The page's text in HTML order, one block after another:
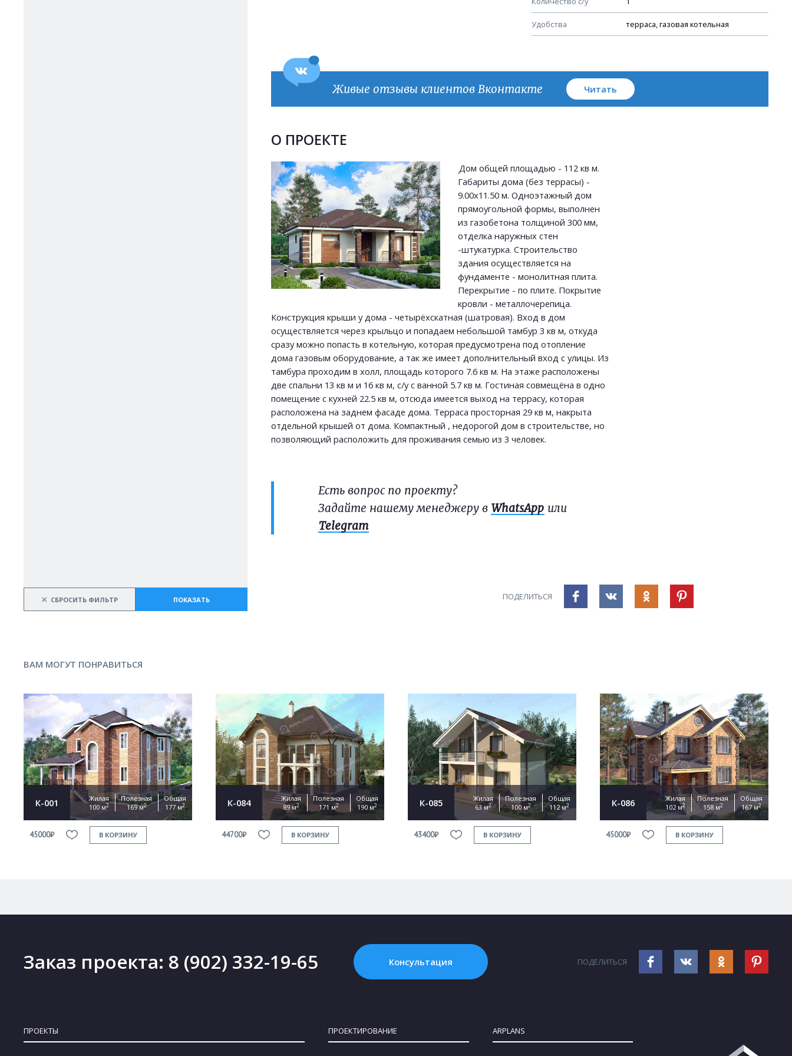
× СБРОСИТЬ ФИЛЬТР ПОКАЗАТЬ
Удобства терраса, газовая котельная
План кровли
Живые отзывы клиентов Вконтакте Читать
О ПРОЕКТЕ
Дом общей площадью - 112 кв м.
Габариты дома (без террасы) -
9.00х11.50 м. Одноэтажный дом
прямоугольной формы, выполнен
из газобетона толщиной 300 мм,
отделка наружных стен
-штукатурка. Строительство
здания осуществляется на
фундаменте - монолитная плита.
Перекрытие - по плите. Покрытие
кровли - металлочерепица.
Конструкция крыши у дома - четырёхскатная (шатровая). Вход в дом
осуществляется через крыльцо и попадаем небольшой тамбур 3 кв м, откуда
сразу можно попасть в котельную, которая предусмотрена под отопление
дома газовым оборудование, а так же имеет дополнительный вход с улицы. Из
тамбура проходим в холл, площадь которого 7.6 кв м. На этаже расположены
две спальни 13 кв м и 16 кв м, с/у с ванной 5.7 кв м. Гостиная совмещёна в одно
помещение с кухней 22.5 кв м, отсюда имеется выход на террасу, которая
расположена на заднем фасаде дома. Терраса просторная 29 кв м, накрыта
отдельной крышей от дома. Компактный , недорогой дом в строительстве, но
позволяющий расположить для проживания семью из 3 человек.
Есть вопрос по проекту?
Задайте нашему менеджеру в WhatsApp или
Telegram
ПОДЕЛИТЬСЯ
ВАМ МОГУТ ПОНРАВИТЬСЯ
К-001
Жилая
100 м2
Полезная
169 м2
Общая
177 м2
45000₽ В КОРЗИНУ
К-084
Жилая
89 м2
Полезная
171 м2
Общая
190 м2
44700₽ В КОРЗИНУ
К-085
Жилая
63 м2
Полезная
100 м2
Общая
112 м2
43400₽ В КОРЗИНУ
К-086
Жилая
102 м2
Полезная
158 м2
Общая
167 м2
45000₽ В КОРЗИНУ
Прикрепить файл
Согласен на обработку персональных данных
ОТПРАВИТЬ
Заказ проекта: 8 (902) 332-19-65 Консультация ПОДЕЛИТЬСЯ
ПРОЕКТЫ ПРОЕКТИРОВАНИЕ ARPLANS
Прикрепить файл
Согласен на обработку персональных данных
This site is protected by reCAPTCHA and the GooglePrivacy Policy and
Terms of Service
apply.
ОТПРАВИТЬ